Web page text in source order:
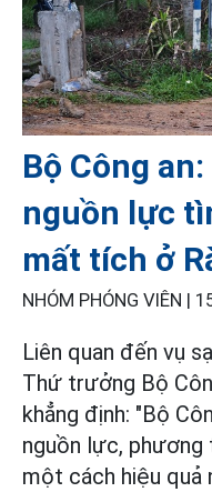
Bộ Công
nguồn lực
mất tích ở
NHÓM PHÓNG VIÊN |
Liên quan đến vụ
Thứ trưởng Bộ
khẳng định: "Bộ
nguồn lực,
một cách hiệu quả